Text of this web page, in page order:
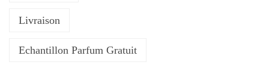
Livraison
Echantillon Parfum Gratuit